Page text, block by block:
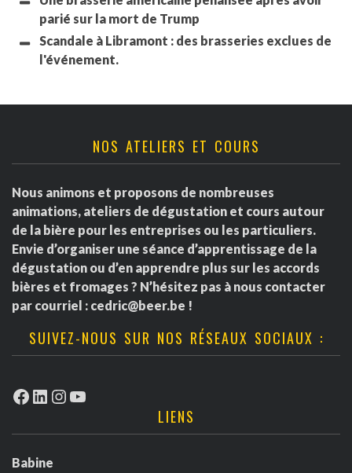
parié sur la mort de Trump
Scandale à Libramont : des brasseries exclues de
l'événement.
NOS ATELIERS ET COURS
Nous animons et proposons de nombreuses
animations, ateliers de dégustation et cours autour
de la bière pour les entreprises ou les particuliers.
Envie d’organiser une séance d’apprentissage de la
dégustation ou d’en apprendre plus sur les accords
bières et fromages ? N’hésitez pas à nous contacter
par courriel : cedric@beer.be !
SUIVEZ-NOUS SUR NOS RÉSEAUX SOCIAUX :
Facebook
LinkedIn
Instagram
YouTube
LIENS
Babine